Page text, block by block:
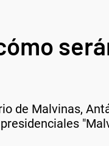
de Malvinas,